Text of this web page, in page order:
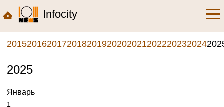
Infocity
2015201620172018201920202021202220232024
2025
Январь
1